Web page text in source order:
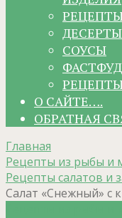
ДЕСЕРТЫ
СОУСЫ
ФАСТФУД
О САЙТЕ….
ОБРАТНАЯ
Главная
Рецепты из рыбы и
Рецепты салатов и
Салат «Снежный» с